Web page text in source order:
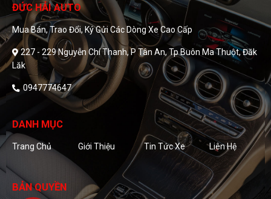
ĐỨC HẢI AUTO
Mua Bán, Trao Đổi, Ký Gửi Các Dòng Xe Cao Cấp
227 - 229 Nguyễn Chí Thanh, P Tân An, Tp Buôn Ma Thuột, Đăk
Lăk
0947774647
DANH MỤC
Trang Chủ Giới Thiệu Tin Tức Xe Liên Hệ
BẢN QUYỀN